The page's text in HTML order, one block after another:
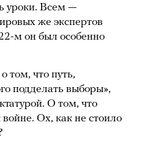
уроки. Всем —
же экспертов
м он был особенно
том, что путь,
подделать выборы»,
О том, что
войне. Ох, как не стоило